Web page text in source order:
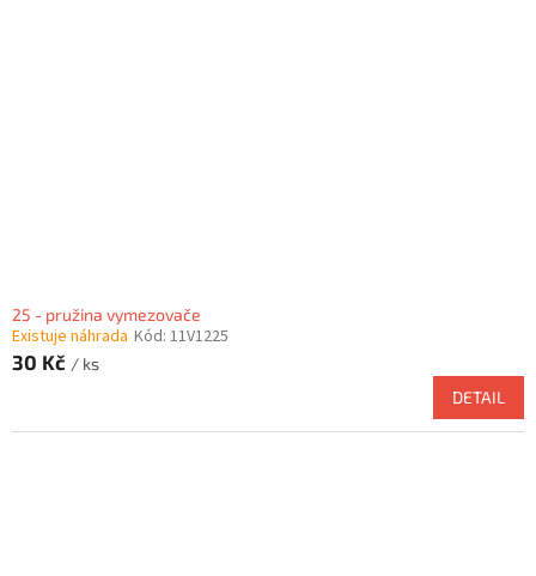
25 - pružina vymezovače
Existuje náhrada Kód: 11V1225
30 Kč / ks
DETAIL